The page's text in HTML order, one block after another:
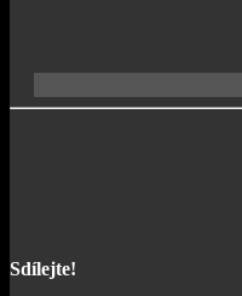
Sdílejte!